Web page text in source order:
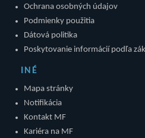
Ochrana osobných údajov
Podmienky použitia
Dátová politika
Poskytovanie informácií podľa
INÉ
Mapa stránky
Notifikácia
Kontakt MF
Kariéra na MF